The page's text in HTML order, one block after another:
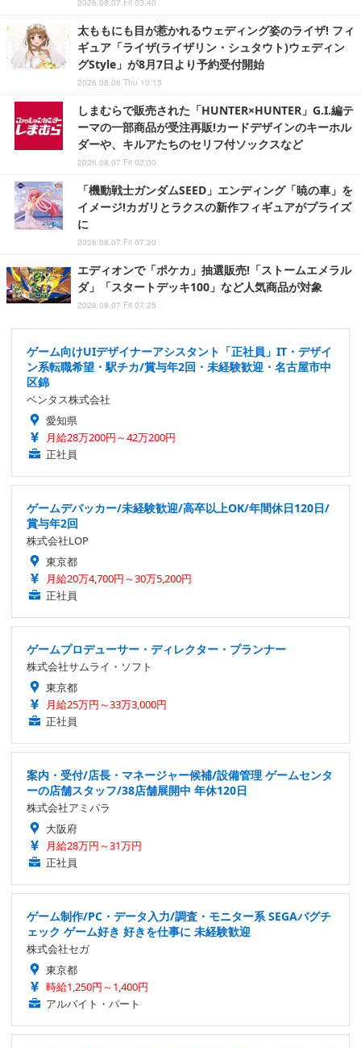
2026.08.07 Fri 03:40
太ももにも目が惹かれるウェディング姿のライザ! フィ
ギュア「ライザ(ライザリン・シュタウト)ウェディン
グStyle」が8月7日より予約受付開始
2026.08.06 Thu 10:15
しまむらで販売された「HUNTER×HUNTER」G.I.編テ
ーマの一部商品が受注再販!カードデザインのキーホル
ダーや、キルアたちのセリフ付ソックスなど
2026.08.07 Fri 02:00
「機動戦士ガンダムSEED」エンディング「暁の車」を
イメージ!カガリとラクスの新作フィギュアがプライズ
に
2026.08.07 Fri 07:20
エディオンで「ポケカ」抽選販売!「ストームエメラル
ダ」「スタートデッキ100」など人気商品が対象
2026.08.07 Fri 07:25
ゲーム向けUIデザイナーアシスタント「正社員」IT・デザイ
ン系転職希望・駅チカ/賞与年2回・未経験歓迎・名古屋市中
区錦
ベンタス株式会社
愛知県
月給28万200円～42万200円
正社員
ゲームデバッカー/未経験歓迎/高卒以上OK/年間休日120日/
賞与年2回
株式会社LOP
東京都
月給20万4,700円～30万5,200円
正社員
ゲームプロデューサー・ディレクター・プランナー
株式会社サムライ・ソフト
東京都
月給25万円～33万3,000円
正社員
案内・受付/店長・マネージャー候補/設備管理 ゲームセンタ
ーの店舗スタッフ/38店舗展開中 年休120日
株式会社アミパラ
大阪府
月給28万円～31万円
正社員
ゲーム制作/PC・データ入力/調査・モニター系 SEGAバグチ
ェック ゲーム好き 好きを仕事に 未経験歓迎
株式会社セガ
東京都
時給1,250円～1,400円
アルバイト・パート